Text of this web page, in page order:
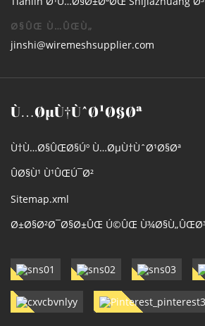
Ø§ÛŒ Ù…ÛŒÙ„
jinshi@wiremeshsupplier.com
Ù…ØµÙ†ÙˆØ¹Ø§Øª
Ù†Ù…Ø§ÛŒØ§Úº Ù…ØµÙ†ÙˆØ¹Ø§Øª
ÛØ§Ù¹ Ù¹ÛŒÚ¯Ø²
Sitemap.xml
Ø±Ø§Ø²Ø¯Ø§Ø±ÛŒ Ú©ÛŒ